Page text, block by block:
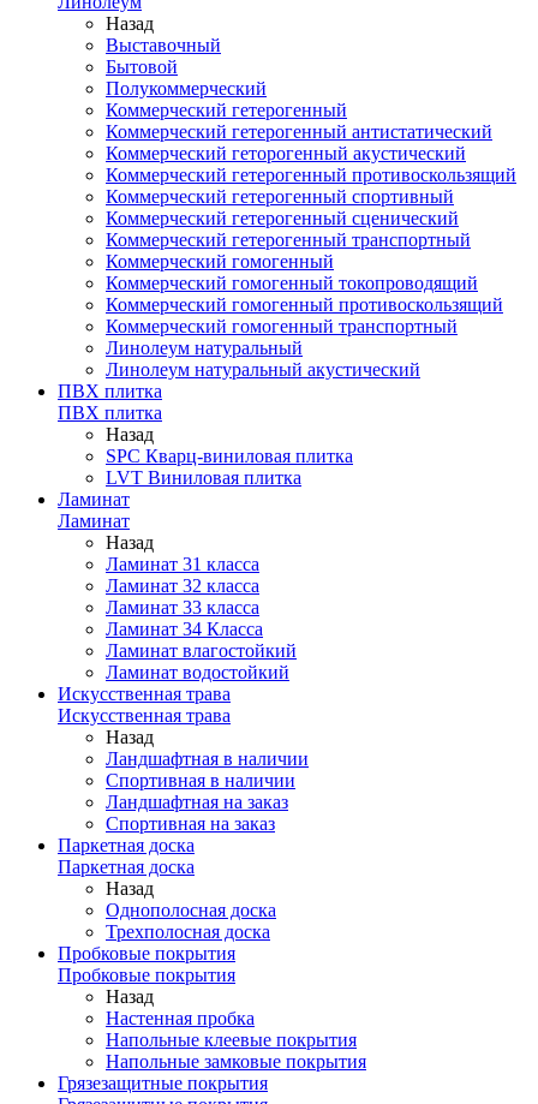
Назад
Выставочный
Бытовой
Полукоммерческий
Коммерческий гетерогенный
Коммерческий гетерогенный антистатический
Коммерческий геторогенный акустический
Коммерческий гетерогенный противоскользящий
Коммерческий гетерогенный спортивный
Коммерческий гетерогенный сценический
Коммерческий гетерогенный транспортный
Коммерческий гомогенный
Коммерческий гомогенный токопроводящий
Коммерческий гомогенный противоскользящий
Коммерческий гомогенный транспортный
Линолеум натуральный
Линолеум натуральный акустический
ПВХ плитка
ПВХ плитка
Назад
SPC Кварц-виниловая плитка
LVT Виниловая плитка
Ламинат
Ламинат
Назад
Ламинат 31 класса
Ламинат 32 класса
Ламинат 33 класса
Ламинат 34 Класса
Ламинат влагостойкий
Ламинат водостойкий
Искусственная трава
Искусственная трава
Назад
Ландшафтная в наличии
Спортивная в наличии
Ландшафтная на заказ
Спортивная на заказ
Паркетная доска
Паркетная доска
Назад
Однополосная доска
Трехполосная доска
Пробковые покрытия
Пробковые покрытия
Назад
Настенная пробка
Напольные клеевые покрытия
Напольные замковые покрытия
Грязезащитные покрытия